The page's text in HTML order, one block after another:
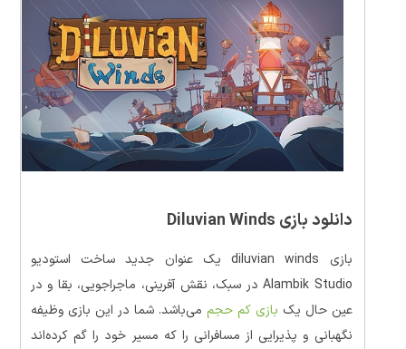
دانلود بازی Diluvian Winds
بازی diluvian winds یک عنوان جدید ساخت استودیو
Alambik Studio در سبک، نقش آفرینی، ماجراجویی، بقا و در
عین حال یک بازی کم حجم می‌باشد. شما در این بازی وظیفه
نگهبانی و پذیرایی از مسافرانی را که مسیر خود را گم کرده‌اند